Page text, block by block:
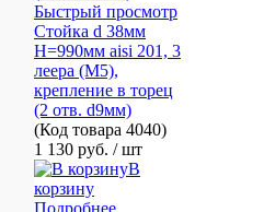
Быстрый просмотр
Стойка d 38мм
H=990мм aisi 201, 3
леера (М5),
крепление в торец
(2 отв. d9мм)
(Код товара 4040)
1 130 руб. / шт
В
корзину
Подробнее